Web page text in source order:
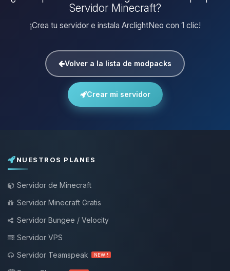
Servidor Minecraft?
¡Crea tu servidor e instala ArclightNeo con 1 clic!
Volver a la lista de modpacks
Crear mi servidor
NUESTROS PLANES
Servidor de Minecraft
Servidor Minecraft Gratis
Servidor Bungee / Velocity
Servidor VPS
Servidor Teamspeak
NEW !